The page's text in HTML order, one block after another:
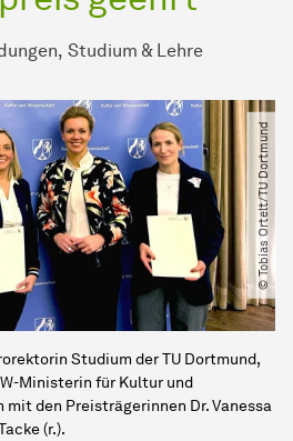
Studium & Lehre
© Tobias Ortelt​/​TU Dortmund
Studium der TU Dortmund,
Ministerin für Kultur und
den Preisträgerinnen Dr. Vanessa
(r.).